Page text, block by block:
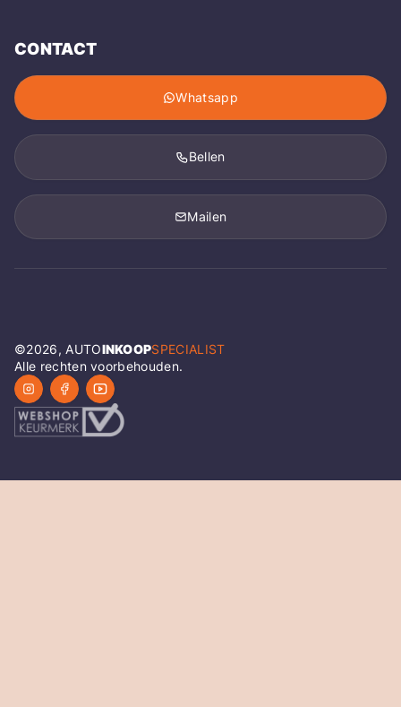
CONTACT
Whatsapp
Bellen
Mailen
©2026, AUTOINKOOPSPECIALIST
Alle rechten voorbehouden.